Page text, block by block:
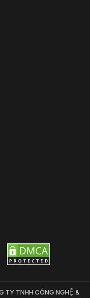
TY TNHH CÔNG NGHỆ &